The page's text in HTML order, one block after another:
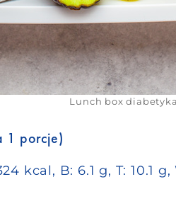
Lunch box diabetyka
1 porcje)
kcal, B: 6.1 g, T: 10.1